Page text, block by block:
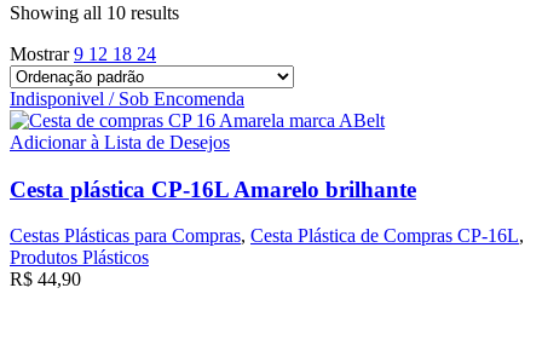
Showing all 10 results
Mostrar9 12 18 24
Indisponivel / Sob Encomenda
Adicionar à Lista de Desejos
Cesta plástica CP-16L Amarelo brilhante
Cestas Plásticas para Compras, Cesta Plástica de Compras CP-16L,
Produtos Plásticos
R$ 44,90